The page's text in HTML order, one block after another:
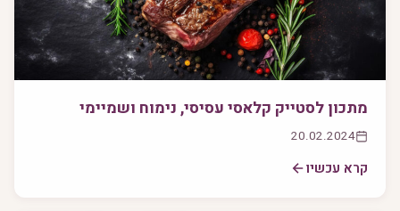
מתכון לסטייק קלאסי עסיסי, נימוח ושמיימי
20.02.2024
קרא עכשיו